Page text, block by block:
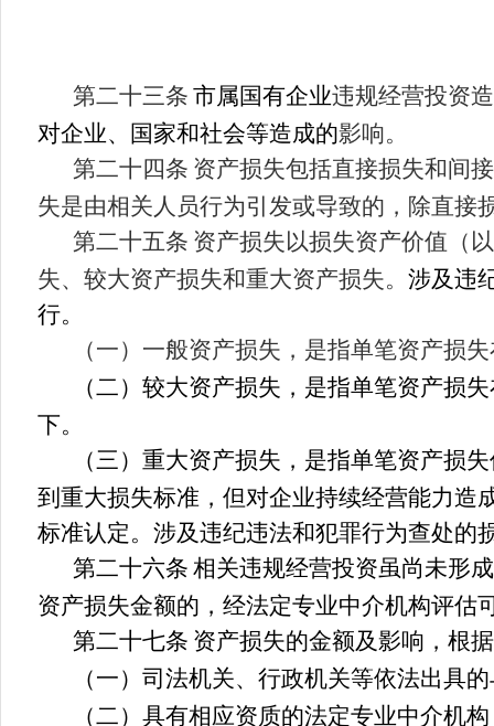
第二十三条 市属国有企业违规经营投资
对企业、国家和社会等造成的影响。
第二十四条 资产损失包括直接损失和间
失是由相关人员行为引发或导致的，除直接
第二十五条 资产损失以损失资产价值（
失、较大资产损失和重大资产损失。 涉及违
行。
（一）一般资产损失，是指单笔资产损
（二）较大资产损失，是指单笔资产损
下。
（三）重大资产损失，是指单笔资产损
到重大损失标准，但对企业持续经营能力造
标准认定。涉及违纪违法和犯罪行为查处的
第二十六条 相关违规经营投资虽尚未形
资产损失金额的，经法定专业中介机构评估
第二十七条 资产损失的金额及影响，根
（一）司法机关、行政机关等依法出具
（二）具有相应资质的法定专业中介机构